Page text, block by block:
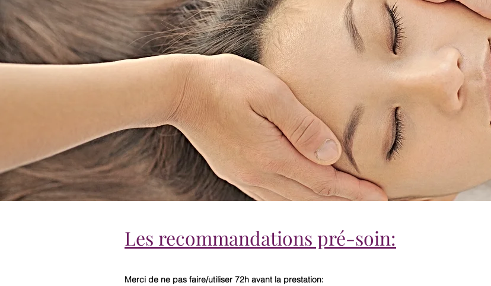
Les recommandations pré-soin:
Merci de ne pas faire/utiliser 72h avant la prestation: